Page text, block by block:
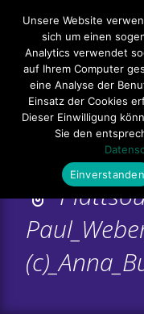
Impressum
Sitemap
Kontakt
Hauptmenü
Unsere Website
sich um einen
Analytics verwendet
auf Ihrem Computer
eine Analyse der
Einsatz der Cookies
Dieser Einwilligung
Sie den
Einverstanden